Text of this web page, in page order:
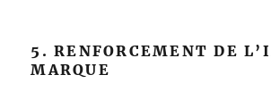
5. RENFORCEMENT DE
MARQUE